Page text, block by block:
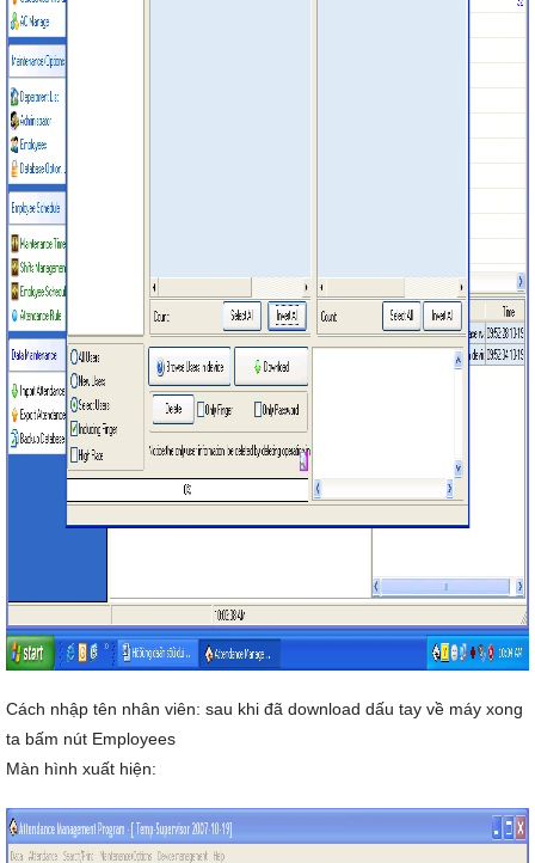
Cách nhập tên nhân viên: sau khi đã download dấu tay về máy xong
ta bấm nút Employees
Màn hình xuất hiện: